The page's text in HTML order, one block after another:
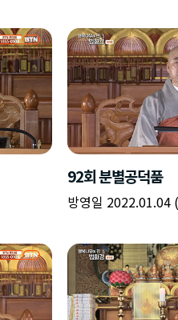
92회 분별공덕품
방영일 2022.01.04